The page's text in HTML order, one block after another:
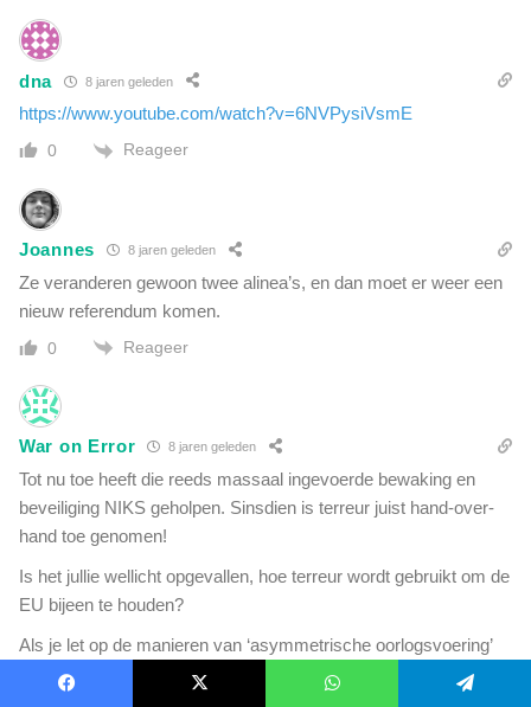
dna 8 jaren geleden
https://www.youtube.com/watch?v=6NVPysiVsmE
0 Reageer
Joannes 8 jaren geleden
Ze veranderen gewoon twee alinea’s, en dan moet er weer een
nieuw referendum komen.
0 Reageer
War on Error 8 jaren geleden
Tot nu toe heeft die reeds massaal ingevoerde bewaking en
beveiliging NIKS geholpen. Sinsdien is terreur juist hand-over-
hand toe genomen!
Is het jullie wellicht opgevallen, hoe terreur wordt gebruikt om de
EU bijeen te houden?
Als je let op de manieren van ‘asymmetrische oorlogsvoering’
duikt ook het begrip ‘contra-terreur’ op.